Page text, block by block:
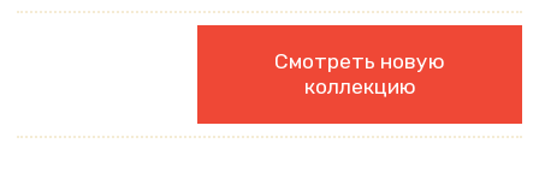
Смотреть новую
коллекцию